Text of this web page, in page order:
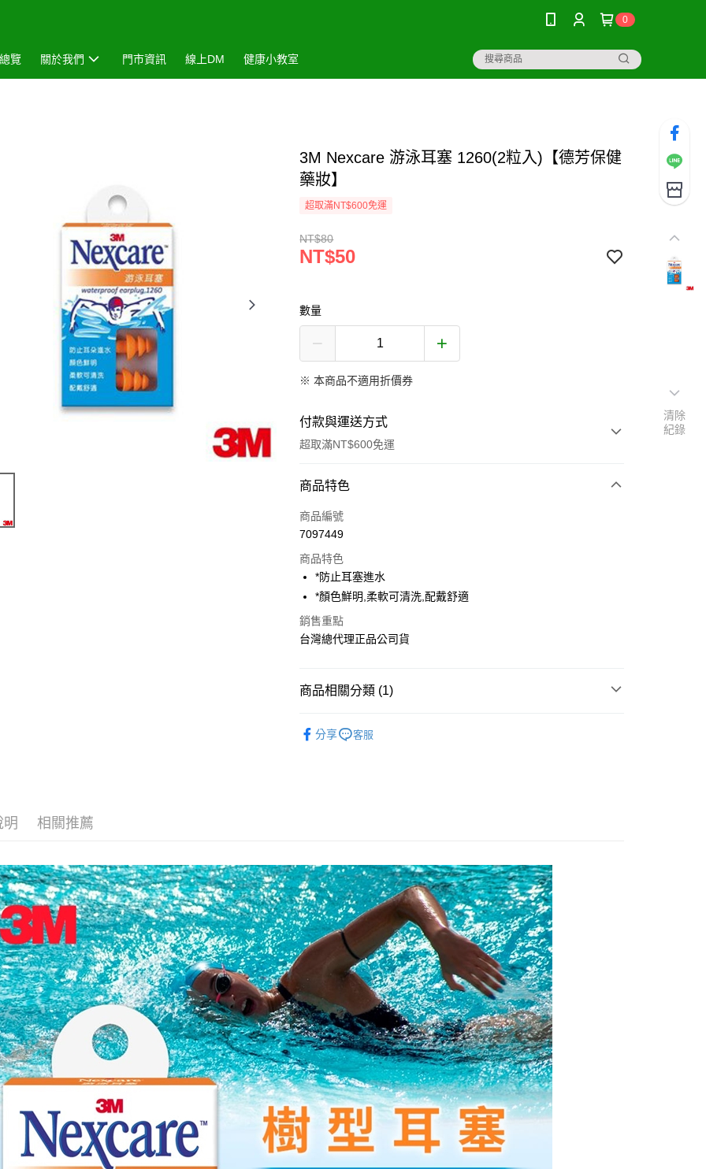
0
覽 關於我們 門市資訊 線上DM 健康小教室
3M Nexcare 游泳耳塞 1260(2粒入)【德芳保健
藥妝】
超取滿NT$600免運
NT$80
NT$50
數量
※ 本商品不適用折價券
付款與運送方式
超取滿NT$600免運
付款方式
信用卡一次付款
LINE Pay
Apple Pay
街口支付
AFTEE先享後付
AFTEE先享後付是「在收到商品之後才付款」的支付方式。 讓您購物簡單
２．訂單成立數日內，您將收到繳費通知簡訊。
３．收到繳費通知簡訊後14天內，點擊此簡訊中的連結，可透過四大超商
／ATM／網路銀行／等多元方式進行付款，方視為交易完成。
※ 請注意：結帳手續完成當下不需立刻繳費，但若您需要取消訂單，請聯
絡購買商品的店家。未經商家同意取消之訂單仍視為有效，需透過AFTEE
先享後付繳納相關費用。
※ 交易是否成功請以「AFTEE先享後付 」之結帳頁面顯示為準，若有關於
是否繳費成功／繳費後需取消欲退款等相關疑問，請聯繫「AFTEE先享後
付客戶支援中心」https://netprotections.freshdesk.com/support/home
【注意事項】
１．透過由恩沛科技股份有限公司提供之「AFTEE先享後付」服務完成之
交易，需依本服務之必要範圍內提供個人資料，並將交易相關給付款項請
求債權轉讓予恩沛科技股份有限公司。
２．關於個人資料處理事宜，請瀏覽以下網址：
https://aftee.tw/terms/#terms3
３．未成年的使用者請事先徵得法定代理人或監護人之同意方可使用
「AFTEE先享後付」，若未經同意申辦者引起之損失，本公司不負相關責
任。
４．使用「AFTEE先享後付」時，將依據個別帳號之用戶狀況，依本公司
即時審查核予不同之上限額度；若仍有額度不足之情形，本公司將視審查
ATM付款
7-11取貨付款
每筆NT$70，滿NT$600(含以上)免運費
宅配
每筆NT$80，滿NT$600(含以上)免運費
付款後門市自取
免運費
商品特色
商品編號
7097449
商品特色
*防止耳塞進水
*顏色鮮明,柔軟可清洗,配戴舒適
銷售重點
台灣總代理正品公司貨
商品相關分類 (1)
分享
客服
明 相關推薦
清除
紀錄